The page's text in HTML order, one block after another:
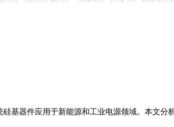
基器件应用于新能源和工业电源领域。本文分